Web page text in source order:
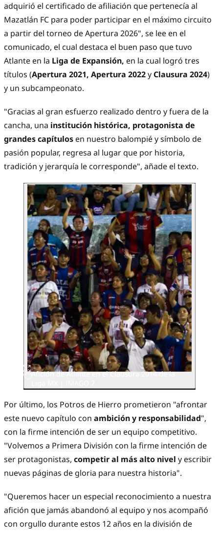
adquirió el certificado de afiliación que pertenecía al
Mazatlán FC para poder participar en el máximo circuito
a partir del torneo de Apertura 2026", se lee en el
comunicado, el cual destaca el buen paso que tuvo
Atlante en la Liga de Expansión, en la cual logró tres
títulos (Apertura 2021, Apertura 2022y Clausura 2024)
y un subcampeonato.
"Gracias al gran esfuerzo realizado dentro y fuera de la
cancha, una institución histórica, protagonista de
grandes capítulos en nuestro balompié y símbolo de
pasión popular, regresa al lugar que por historia,
tradición y jerarquía le corresponde", añade el texto.
Afición de Atlante en el Clausura 2014 de la
Por último, los Potros de Hierro prometieron "afrontar
este nuevo capítulo con ambición y responsabilidad",
con la firme intención de ser un equipo competitivo.
"Volvemos a Primera División con la firme intención de
ser protagonistas, competir al más alto nivel y escribir
nuevas páginas de gloria para nuestra historia".
"Queremos hacer un especial reconocimiento a nuestra
afición que jamás abandonó al equipo y nos acompañó
con orgullo durante estos 12 años en la división de